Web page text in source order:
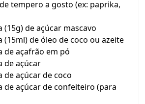
tempero a gosto (ex: paprika,
(15g) de açúcar mascavo
(15ml) de óleo de coco ou azeite
de açafrão em pó
de açúcar
de açúcar de coco
de açúcar de confeiteiro (para